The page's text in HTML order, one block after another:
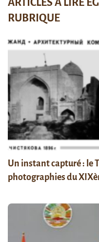
RUBRIQUE
Un instant capturé : le
photographies du